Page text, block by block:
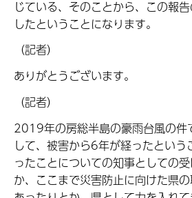
じている、そのことから、この報
したということになります。
（記者）
ありがとうございます。
（記者）
2019年の房総半島の豪雨台風の件
して、被害から6年が経ったとい
ったことについての知事としての
か、ここまで災害防止に向けた県